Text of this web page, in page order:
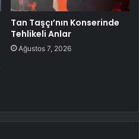
Tan Taşçı’nın Konserinde
Tehlikeli Anlar
Ağustos 7, 2026